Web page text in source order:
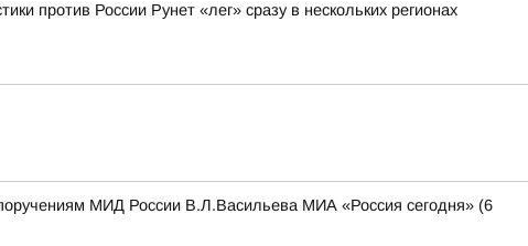
против России Рунет «лег» сразу в нескольких регионах
МИД России В.Л.Васильева МИА «Россия сегодня» (6